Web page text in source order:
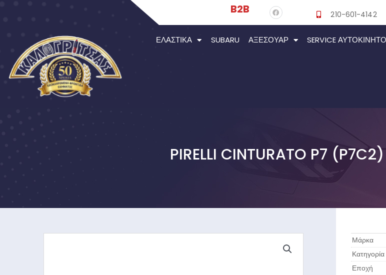
B2B 210-601-4142
ΕΛΑΣΤΙΚΆ SUBARU ΑΞΕΣΟΥΆΡ SERVICE
PIRELLI CINTURATO P7
Μάρκα
Κατηγορία
Εποχή